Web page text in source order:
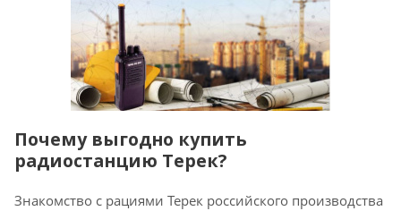
Почему выгодно купить
радиостанцию Терек?
Знакомство с рациями Терек российского производства